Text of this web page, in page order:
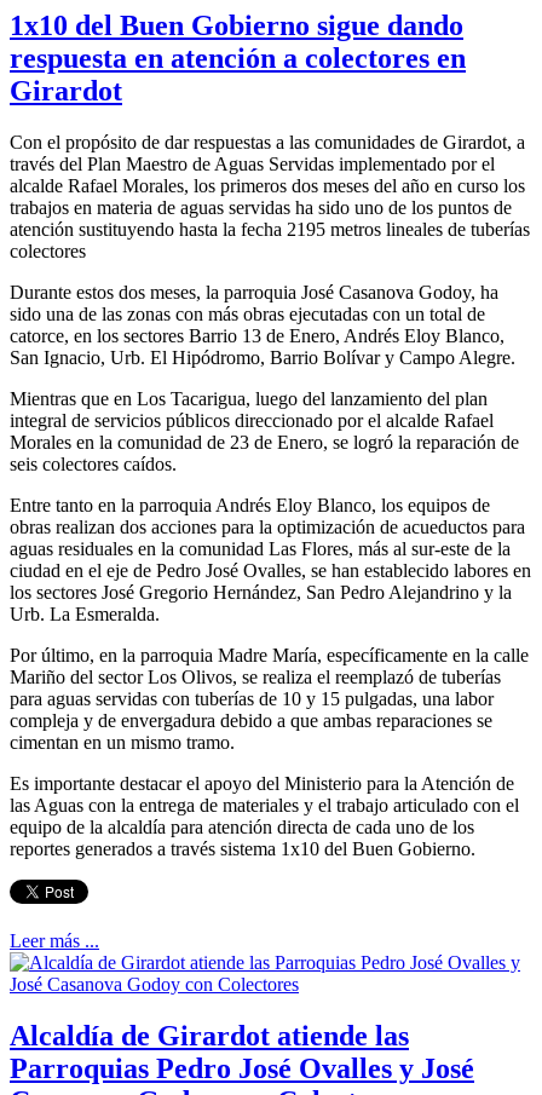
1x10 del Buen Gobierno sigue dando
respuesta en atención a colectores en
Girardot
Con el propósito de dar respuestas a las comunidades de Girardot, a
través del Plan Maestro de Aguas Servidas implementado por el
alcalde Rafael Morales, los primeros dos meses del año en curso los
trabajos en materia de aguas servidas ha sido uno de los puntos de
atención sustituyendo hasta la fecha 2195 metros lineales de tuberías
colectores
Durante estos dos meses, la parroquia José Casanova Godoy, ha
sido una de las zonas con más obras ejecutadas con un total de
catorce, en los sectores Barrio 13 de Enero, Andrés Eloy Blanco,
San Ignacio, Urb. El Hipódromo, Barrio Bolívar y Campo Alegre.
Mientras que en Los Tacarigua, luego del lanzamiento del plan
integral de servicios públicos direccionado por el alcalde Rafael
Morales en la comunidad de 23 de Enero, se logró la reparación de
seis colectores caídos.
Entre tanto en la parroquia Andrés Eloy Blanco, los equipos de
obras realizan dos acciones para la optimización de acueductos para
aguas residuales en la comunidad Las Flores, más al sur-este de la
ciudad en el eje de Pedro José Ovalles, se han establecido labores en
los sectores José Gregorio Hernández, San Pedro Alejandrino y la
Urb. La Esmeralda.
Por último, en la parroquia Madre María, específicamente en la calle
Mariño del sector Los Olivos, se realiza el reemplazó de tuberías
para aguas servidas con tuberías de 10 y 15 pulgadas, una labor
compleja y de envergadura debido a que ambas reparaciones se
cimentan en un mismo tramo.
Es importante destacar el apoyo del Ministerio para la Atención de
las Aguas con la entrega de materiales y el trabajo articulado con el
equipo de la alcaldía para atención directa de cada uno de los
reportes generados a través sistema 1x10 del Buen Gobierno.
Leer más ...
Alcaldía de Girardot atiende las
Parroquias Pedro José Ovalles y José